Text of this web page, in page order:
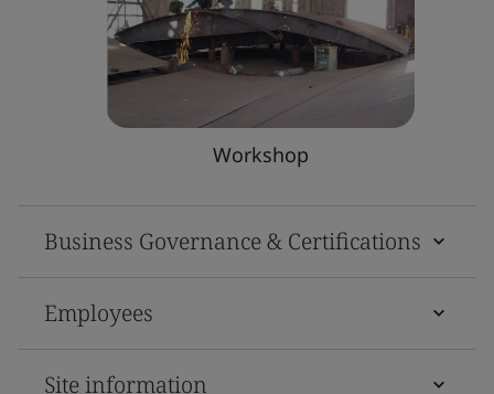
Workshop
Business Governance & Certifications
Employees
Site information